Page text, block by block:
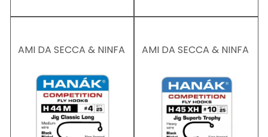
AMI DA SECCA & NINFA AMI DA SECCA & NINFA